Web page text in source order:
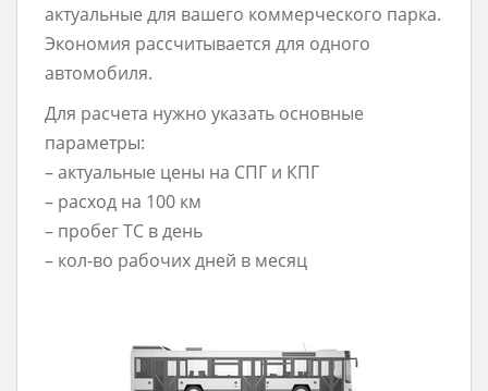
актуальные для вашего коммерческого парка.
Экономия рассчитывается для одного
автомобиля.
Для расчета нужно указать основные
параметры:
– актуальные цены на СПГ и КПГ
– расход на 100 км
– пробег ТС в день
– кол-во рабочих дней в месяц